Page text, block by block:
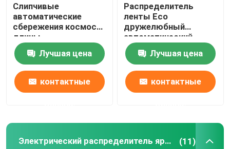
Слипчивые
автоматические
сбережения космоса
длины
распределителя 25w
999mm ленты
Лучшая цена
контактные
Распределитель
ленты Eco
дружелюбный
автоматический
упаковывая Gummed
CE 999mmЛучшая цена
контактные
Электрический распределитель ярлыка (11)